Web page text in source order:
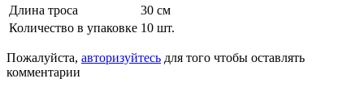
Длина троса
30 см
Количество в упаковке 10 шт.
Пожалуйста, авторизуйтесь для того чтобы оставлять
комментарии